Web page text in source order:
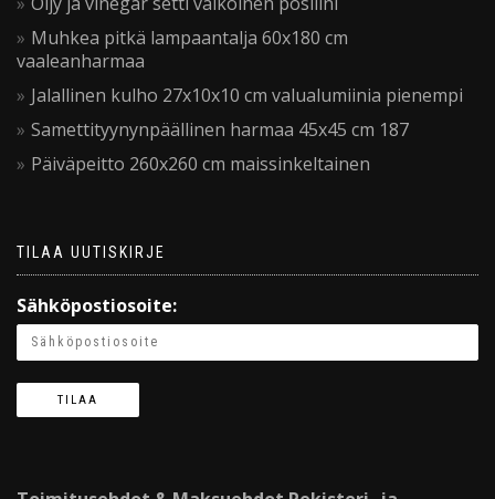
Muhkea pitkä lampaantalja 60x180 cm
vaaleanharmaa
Jalallinen kulho 27x10x10 cm valualumiinia pienempi
Samettityynynpäällinen harmaa 45x45 cm 187
Päiväpeitto 260x260 cm maissinkeltainen
TILAA UUTISKIRJE
Sähköpostiosoite: